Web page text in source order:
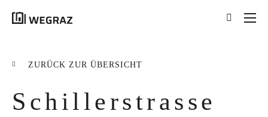
ALLE ERGEBNISSE ({{RESULTS.LENGTH}})
ZURÜCK ZUR ÜBERSICHT
Schillerstrasse